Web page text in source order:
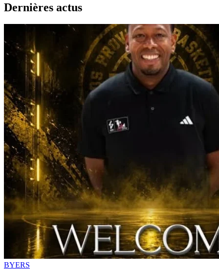
Dernières actus
BYERS